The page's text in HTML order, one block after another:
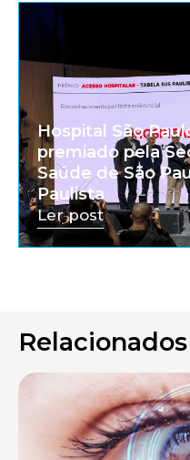
Hospital São
premiado pela
Saúde de São
Paulista
Ler post
Relacionados